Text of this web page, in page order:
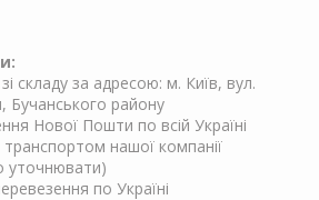
складу за адресою: м. Київ, вул.
Бучанського району
Нової Пошти по всій Україні
нашої компанії
уточнювати)
по Україні